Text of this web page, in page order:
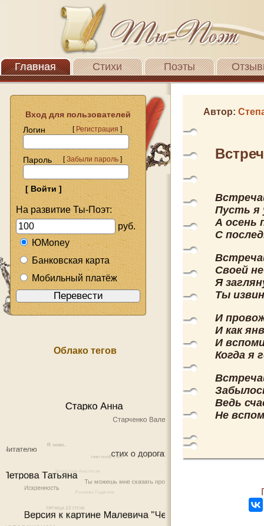
Главная Стихи Поэты
Вход для пользователей
Логин
[Регистрация]
Пароль [Забыли пароль]
На развитие Ты-Поэт:
руб.
ЮMoney
Банковская карта
Мобильный платёж
Облако тегов
Автор:
Пусть я
А осень
С
Своей
Я
Ты
И
И как
И
Когда я
Ведь
Не